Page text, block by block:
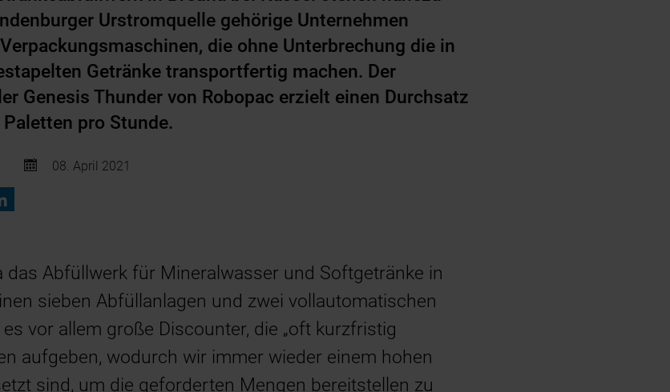
Urstromquelle gehörige Unternehmen
die ohne Unterbrechung die in
Getränke transportfertig machen. Der
Genesis Thunder von Robopac erzielt einen Durchsatz
pro Stunde.
08. April 2021
das Abfüllwerk für Mineralwasser und Softgetränke in
sieben Abfüllanlagen und zwei vollautomatischen
vor allem große Discounter, die „oft kurzfristig
aufgeben, wodurch wir immer wieder einem hohen
sind, um die geforderten Mengen bereitstellen zu